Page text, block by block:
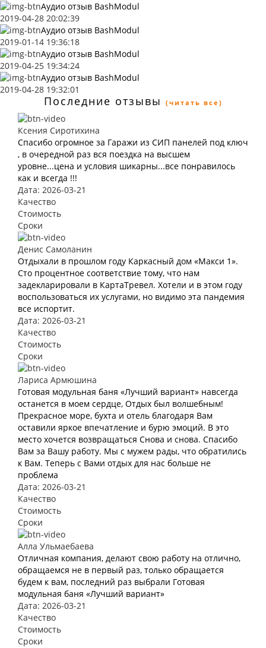
Аудио отзыв BashModul
2019-04-28 20:02:39
Аудио отзыв BashModul
2019-01-14 19:36:18
Аудио отзыв BashModul
2019-04-25 19:34:24
Аудио отзыв BashModul
2019-04-28 19:32:01
Последние отзывы (читать все)
Ксения Сиротихина
Спасибо огромное за Гаражи из СИП панелей под ключ
, в очередной раз вся поездка на высшем
уровне...цена и условия шикарны...все понравилось
как и всегда !!!
Дата: 2026-03-21
Качество
Стоимость
Сроки
Денис Самоланин
Отдыхали в прошлом году Каркасный дом «Макси 1».
Сто процентное соответствие тому, что нам
задекларировали в КартаТревел. Хотели и в этом году
воспользоваться их услугами, но видимо эта пандемия
все испортит.
Дата: 2026-03-21
Качество
Стоимость
Сроки
Лариса Армюшина
Готовая модульная баня «Лучший вариант» навсегда
останется в моем сердце, Отдых был волшебным!
Прекрасное море, бухта и отель благодаря Вам
оставили яркое впечатление и бурю эмоций. В это
место хочется возвращаться Снова и снова. Спасибо
Вам за Вашу работу. Мы с мужем рады, что обратились
к Вам. Теперь с Вами отдых для нас больше не
проблема
Дата: 2026-03-21
Качество
Стоимость
Сроки
Алла Ульмаебаева
Отличная компания, делают свою работу на отлично,
обращаемся не в первый раз, только обращается
будем к вам, последний раз выбрали Готовая
модульная баня «Лучший вариант»
Дата: 2026-03-21
Качество
Стоимость
Сроки